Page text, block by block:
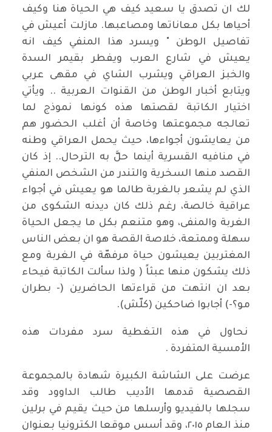
لك ان تصدق يا سعيد كيف هي الحياة هنا وكيف
أحياها بكل معاناتها ومصاعبها. مازلت أعيش في
تفاصيل الوطن " ويسرد هذا المنفي كيف انه
يعيش في شارع العرب ويفطر بقيمر السدة
والخبز العراقي ويشرب الشاي في مقهى عربي
ويتابع أخبار الوطن من القنوات العربية .. ويأتي
اختيار الكاتبة لقصتها هذه كونها نموذج لما
تعالجه مجموعتها وخاصة أن أغلب الحضور هم
من يعايشون أجواءها، حيث يحمل العراقي وطنه
في منافيه القسرية أينما حلَّ به الترحال.. إذ كان
القصد منها السخرية والتندر من الشخص المنفي
الذي لم يشعر بالغربة طالما هو يعيش في أجواء
عراقية خالصة، رغم ذلك كان ديدنه الشكوى من
الغربة والمنفى، وهو متنعم بكل ما يجعل الحياة
سهلة وممتعة، خلاصة القصة هو ان بعض الناس
المغتربين يعيشون حياة مرفهّة في الغربة ومع
ذلك يشكون منها عبثاً ( ولذا سألت الكاتبة فيحاء
بعد ان انتهت من قراءتها الحاضرين (- بطران
مو؟-) أجابوا ضاحكين (كلّش).
نحاول في هذه التغطية سرد مفردات هذه
الأمسية المتفردة .
عرضت على الشاشة الكبيرة شهادة بالمجموعة
القصصية قدمها الأديب طالب الداوود وقد
سجلها بالفيديو وأرسلها من حيث يقيم في برلين
منذ العام ٢٠١٥، وقد أسس موقعا الكترونيا بعنوان